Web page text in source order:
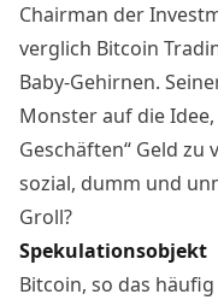
Chairman der
verglich Bitcoin
Baby-Gehirnen.
Monster auf die
Geschäften“ Geld zu
sozial, dumm und
Groll?
Spekulationsobjekt
Bitcoin, so das